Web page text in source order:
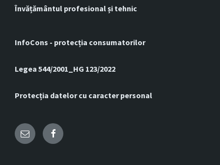
Învățământul profesional și tehnic
InfoCons - protecția consumatorilor
Legea 544/2001_HG 123/2022
Protecția datelor cu caracter personal
Email Facebook